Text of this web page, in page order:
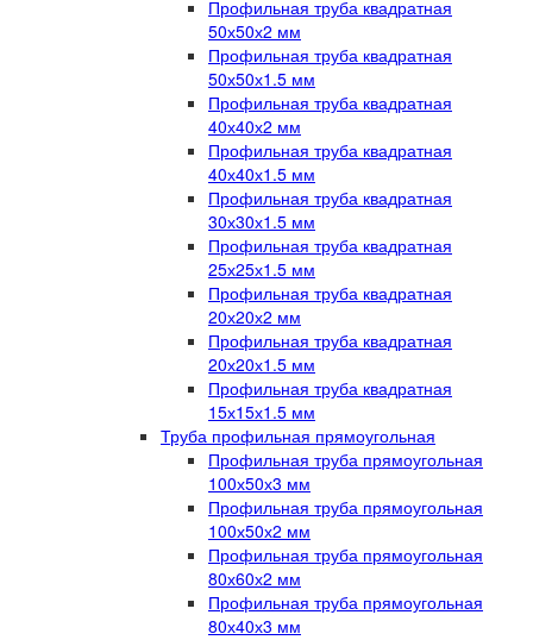
Профильная труба квадратная
50х50х2 мм
Профильная труба квадратная
50х50х1.5 мм
Профильная труба квадратная
40х40х2 мм
Профильная труба квадратная
40х40х1.5 мм
Профильная труба квадратная
30х30х1.5 мм
Профильная труба квадратная
25х25х1.5 мм
Профильная труба квадратная
20х20х2 мм
Профильная труба квадратная
20х20х1.5 мм
Профильная труба квадратная
15х15х1.5 мм
Труба профильная прямоугольная
Профильная труба прямоугольная
100х50х3 мм
Профильная труба прямоугольная
100х50х2 мм
Профильная труба прямоугольная
80х60х2 мм
Профильная труба прямоугольная
80х40х3 мм